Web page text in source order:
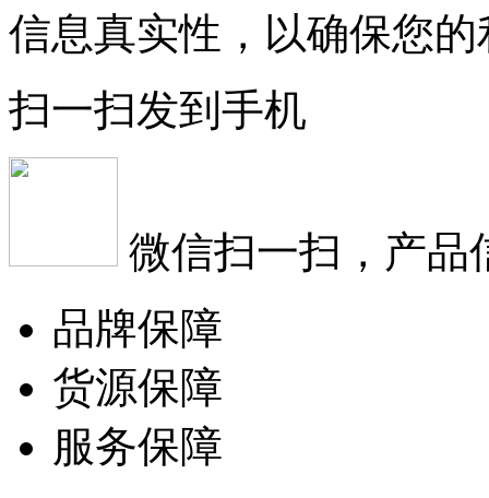
信息真实性，以确保您
扫一扫发到手机
微信扫一扫，产品
品牌保障
货源保障
服务保障